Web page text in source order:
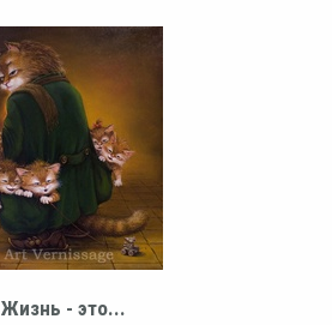
Жизнь - это...